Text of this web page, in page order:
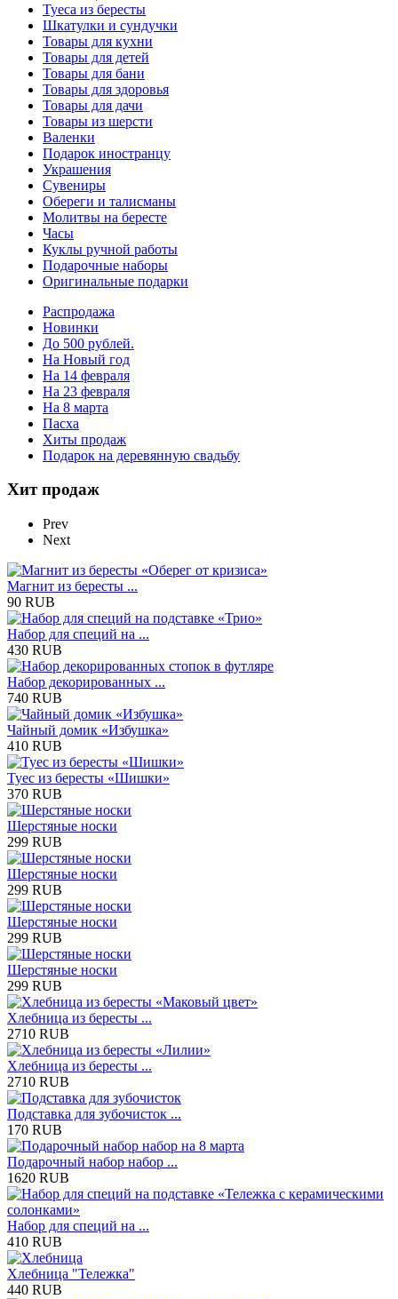
Туеса из бересты
Шкатулки и сундучки
Товары для кухни
Товары для детей
Товары для бани
Товары для здоровья
Товары для дачи
Товары из шерсти
Валенки
Подарок иностранцу
Украшения
Сувениры
Обереги и талисманы
Молитвы на бересте
Часы
Куклы ручной работы
Подарочные наборы
Оригинальные подарки
Распродажа
Новинки
До 500 рублей.
На Новый год
На 14 февраля
На 23 февраля
На 8 марта
Пасха
Хиты продаж
Подарок на деревянную свадьбу
Хит продаж
Prev
Next
Магнит из бересты ...
90 RUB
Набор для специй на ...
430 RUB
Набор декорированных ...
740 RUB
Чайный домик «Избушка»
410 RUB
Туес из бересты «Шишки»
370 RUB
Шерстяные носки
299 RUB
Шерстяные носки
299 RUB
Шерстяные носки
299 RUB
Шерстяные носки
299 RUB
Хлебница из бересты ...
2710 RUB
Хлебница из бересты ...
2710 RUB
Подставка для зубочисток ...
170 RUB
Подарочный набор набор ...
1620 RUB
Набор для специй на ...
410 RUB
Хлебница "Тележка"
440 RUB